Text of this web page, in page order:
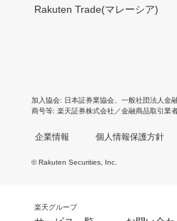
Rakuten Trade(マレーシア)
加入協会 日本証券業協会 一般社団法人金
商号等 楽天証券株式会社／金融商品取引業
企業情報 個人情報保護方針
© Rakuten Securities, Inc.
楽天グループ